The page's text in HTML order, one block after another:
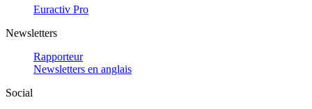
Euractiv Pro
Newsletters
Rapporteur
Newsletters en anglais
Social